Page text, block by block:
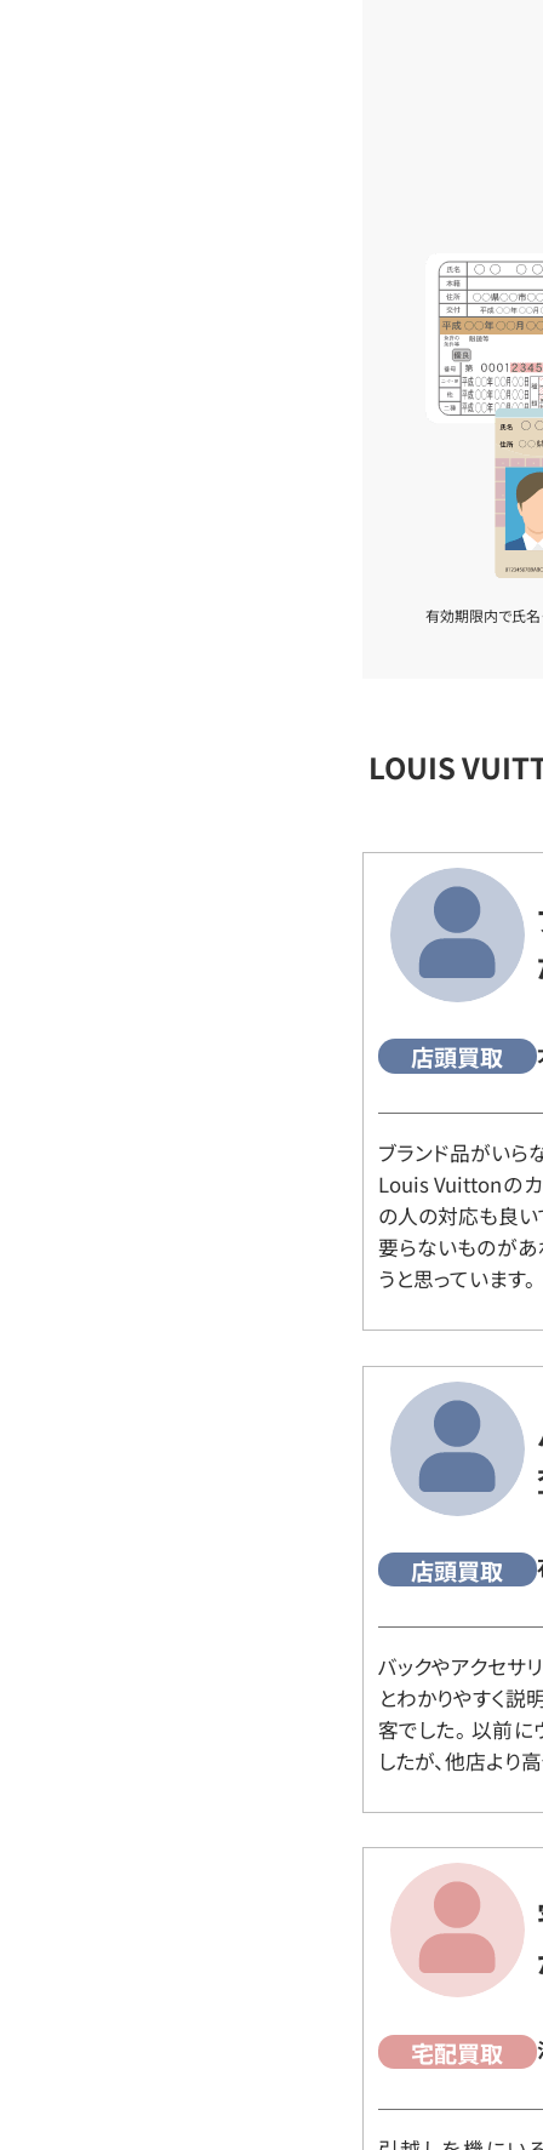
有効期限内で氏名
LOUIS
店頭買取
ブランド品がいら
Louis Vuittonの
の人の対応も良い
要らないものがあ
うと思っています。
店頭買取
バックやアクセサ
とわかりやすく説
客でした。 以前
したが、他店より
宅配買取